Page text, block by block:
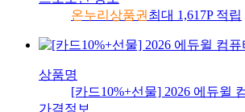
온누리상품권 최대 1,617P 적립
상품명
[카드10%+선물] 2026 에듀윌
가격정보